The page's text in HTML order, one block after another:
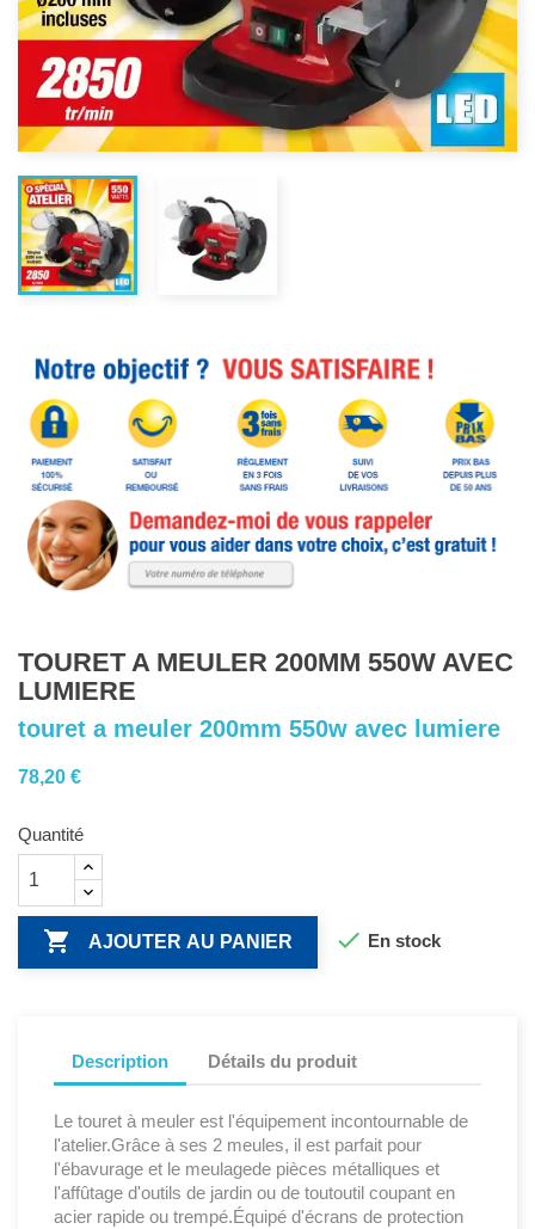
TOURET A MEULER 200MM 550W AVEC
LUMIERE
touret a meuler 200mm 550w avec lumiere
78,20 €
Quantité
 AJOUTER AU PANIER  En stock
Description Détails du produit
Le touret à meuler est l'équipement incontournable de
l'atelier.Grâce à ses 2 meules, il est parfait pour
l'ébavurage et le meulagede pièces métalliques et
l'affûtage d'outils de jardin ou de toutoutil coupant en
acier rapide ou trempé.Équipé d'écrans de protection